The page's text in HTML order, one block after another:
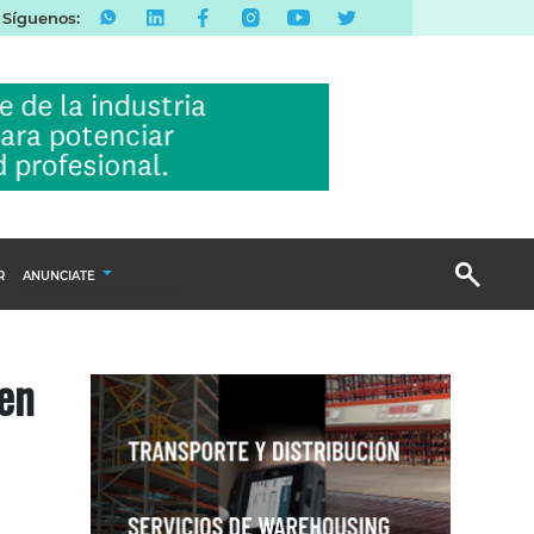
Síguenos:
ANUNCIATE
Email Marketing
Branded Content
Publicidad Revista